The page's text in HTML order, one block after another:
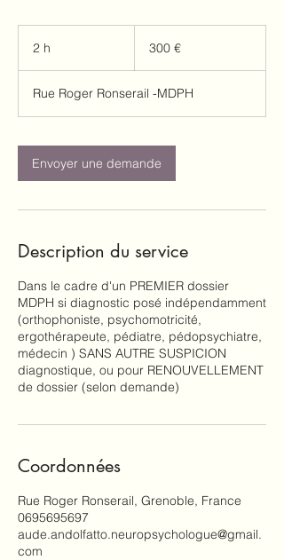
2 h 300 €
Rue Roger Ronserail -MDPH
Envoyer une demande
Description du service
Dans le cadre d'un PREMIER dossier
MDPH si diagnostic posé indépendamment
(orthophoniste, psychomotricité,
ergothérapeute, pédiatre, pédopsychiatre,
médecin ) SANS AUTRE SUSPICION
diagnostique, ou pour RENOUVELLEMENT
de dossier (selon demande)
Coordonnées
Rue Roger Ronserail, Grenoble, France
0695695697
aude.andolfatto.neuropsychologue@gmail.
com